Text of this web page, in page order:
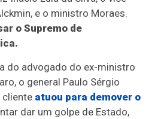
e o ministro Moraes.
o Supremo de
do advogado do ex-ministro
o general Paulo Sérgio
cliente atuou para demover o
dar um golpe de Estado,